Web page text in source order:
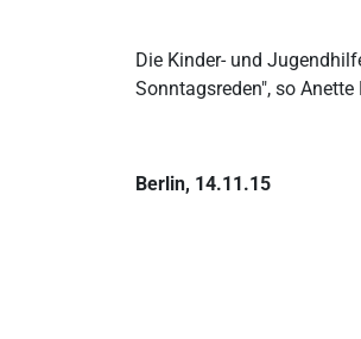
Die Kinder- und
Sonntagsreden", so Anette
Berlin, 14.11.15